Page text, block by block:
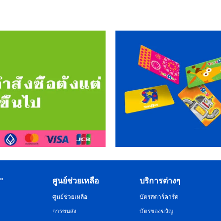
ศูนย์ช่วยเหลือ
ศูนย์ช่วยเหลือ
การขนส่ง
บริการต่างๆ
บัตรสตาร์คาร์ด
บัตรของขวัญ